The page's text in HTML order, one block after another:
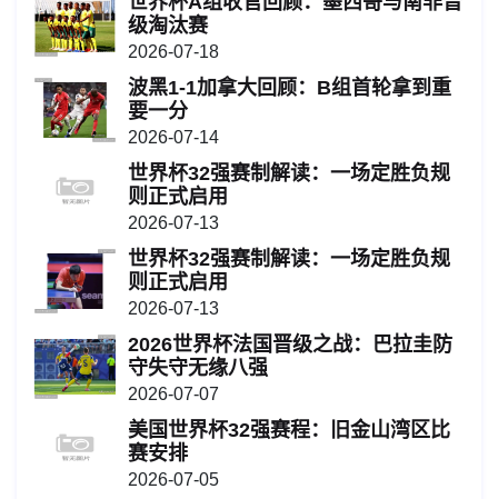
级淘汰赛
2026-07-18
波黑1-1加拿大回顾：B组首轮拿到重
要一分
2026-07-14
世界杯32强赛制解读：一场定胜负规
则正式启用
2026-07-13
世界杯32强赛制解读：一场定胜负规
则正式启用
2026-07-13
2026世界杯法国晋级之战：巴拉圭防
守失守无缘八强
2026-07-07
美国世界杯32强赛程：旧金山湾区比
赛安排
2026-07-05